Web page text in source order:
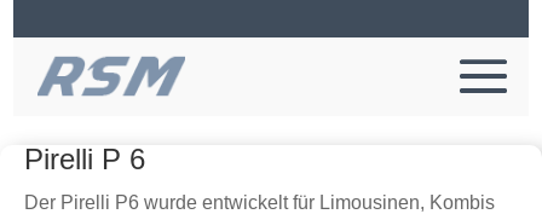
Pirelli P 6
Der Pirelli P6 wurde entwickelt für Limousinen, Kombis